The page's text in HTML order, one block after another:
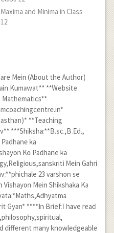
Maxima and Minima in Class
12
Mein (About the Author)
Kumawat** **Website
Mathematics**
**Teaching
***Shiksha:**B.sc.,B.Ed.,
ka
Ko Padhane ka
Mein Gahri
23 varshon se
Vishayon Mein Shikshaka Ka
Gyan* ****In Brief:I have read
different many knowledgeable